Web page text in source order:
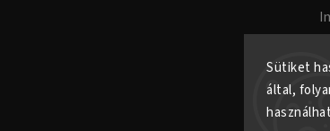
Sütiket
által,